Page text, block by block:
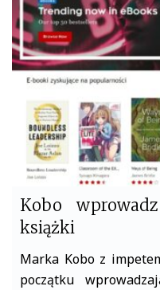
Kobo
książki
Marka Kobo z
początku